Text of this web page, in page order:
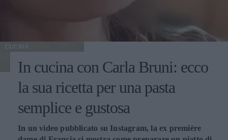
CUCINA
In cucina con Carla Bruni: ecco
la sua ricetta per una pasta
semplice e gustosa
In un video pubblicato su Instagram, la ex première